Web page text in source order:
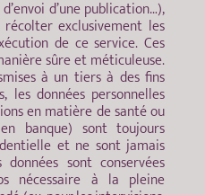
d’une publication…),
exclusivement les
de ce service. Ces
sûre et méticuleuse.
à un tiers à des fins
les données personnelles
en matière de santé ou
banque) sont toujours
et ne sont jamais
sont conservées
nécessaire à la pleine